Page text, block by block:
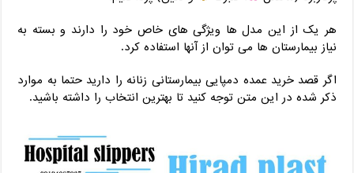
هر یک از این مدل ها ویژگی های خاص خود را دارند و بسته به
نیاز بیمارستان ها می توان از آنها استفاده کرد.
اگر قصد خرید عمده دمپایی بیمارستانی زنانه را دارید حتما به موارد
ذکر شده در این متن توجه کنید تا بهترین انتخاب را داشته باشید.